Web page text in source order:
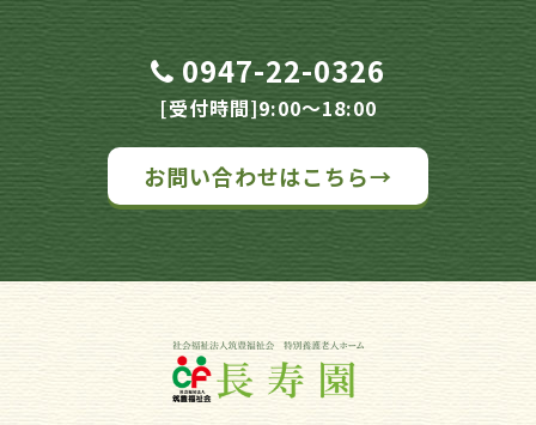
0947-22-0326
[受付時間]9:00～18:00
お問い合わせはこちら→